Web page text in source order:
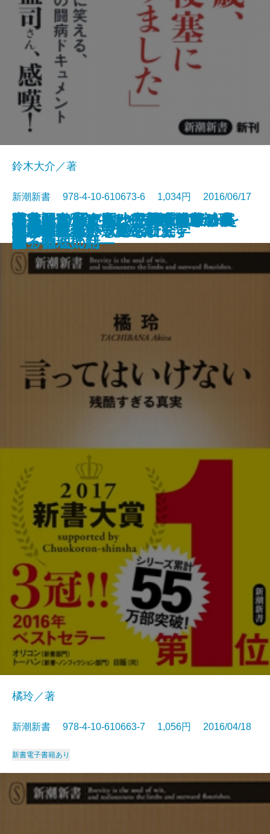
誰も知らない憲法9条
生きてこそ
検索禁止
警察手帳
フィリピンパブ嬢の社会学
ADHDでよかった
フランスはどう少子化を克服した
か
爆発的進化論―1％の奇跡がヒトを
作った―
家裁調査官は見た―家族のしがら
み―
脳が壊れた
鈴木大介／著
新潮新書 978-4-10-610673-6 1,034円 2016/06/17
新書電子書籍あり
言ってはいけない―残酷すぎる真
実―
橘玲／著
新潮新書 978-4-10-610663-7 1,056円 2016/04/18
新書電子書籍あり
いい子に育てると犯罪者になりま
す
学者は平気でウソをつく
宇宙を動かす力は何か―日常から
観る物理の話―
がんとの賢い闘い方―「近藤誠理
論」徹底批判―
騙されてたまるか―調査報道の裏
側―
英語の害毒
キラキラネームの大研究
日本の風俗嬢
凶悪犯罪者こそ更生します